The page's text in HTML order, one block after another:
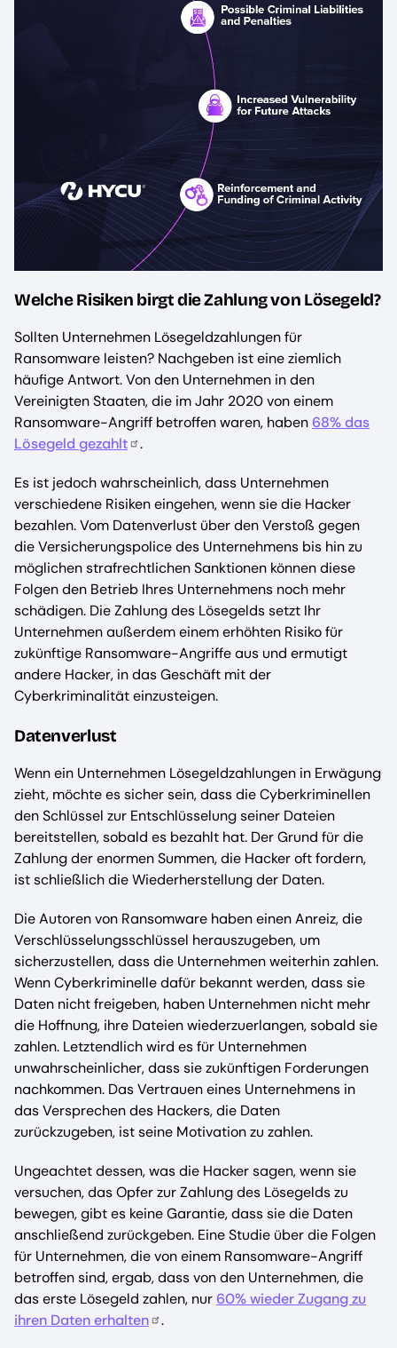
Welche Risiken birgt die Zahlung von Lösegeld?
Sollten Unternehmen Lösegeldzahlungen für
Ransomware leisten? Nachgeben ist eine ziemlich
häufige Antwort. Von den Unternehmen in den
Vereinigten Staaten, die im Jahr 2020 von einem
Ransomware-Angriff betroffen waren, haben 68% das
Lösegeld gezahlt
.
Es ist jedoch wahrscheinlich, dass Unternehmen
verschiedene Risiken eingehen, wenn sie die Hacker
bezahlen. Vom Datenverlust über den Verstoß gegen
die Versicherungspolice des Unternehmens bis hin zu
möglichen strafrechtlichen Sanktionen können diese
Folgen den Betrieb Ihres Unternehmens noch mehr
schädigen. Die Zahlung des Lösegelds setzt Ihr
Unternehmen außerdem einem erhöhten Risiko für
zukünftige Ransomware-Angriffe aus und ermutigt
andere Hacker, in das Geschäft mit der
Cyberkriminalität einzusteigen.
Datenverlust
Wenn ein Unternehmen Lösegeldzahlungen in Erwägung
zieht, möchte es sicher sein, dass die Cyberkriminellen
den Schlüssel zur Entschlüsselung seiner Dateien
bereitstellen, sobald es bezahlt hat. Der Grund für die
Zahlung der enormen Summen, die Hacker oft fordern,
ist schließlich die Wiederherstellung der Daten.
Die Autoren von Ransomware haben einen Anreiz, die
Verschlüsselungsschlüssel herauszugeben, um
sicherzustellen, dass die Unternehmen weiterhin zahlen.
Wenn Cyberkriminelle dafür bekannt werden, dass sie
Daten nicht freigeben, haben Unternehmen nicht mehr
die Hoffnung, ihre Dateien wiederzuerlangen, sobald sie
zahlen. Letztendlich wird es für Unternehmen
unwahrscheinlicher, dass sie zukünftigen Forderungen
nachkommen. Das Vertrauen eines Unternehmens in
das Versprechen des Hackers, die Daten
zurückzugeben, ist seine Motivation zu zahlen.
Ungeachtet dessen, was die Hacker sagen, wenn sie
versuchen, das Opfer zur Zahlung des Lösegelds zu
bewegen, gibt es keine Garantie, dass sie die Daten
anschließend zurückgeben. Eine Studie über die Folgen
für Unternehmen, die von einem Ransomware-Angriff
betroffen sind, ergab, dass von den Unternehmen, die
das erste Lösegeld zahlen, nur 60% wieder Zugang zu
ihren Daten erhalten
.